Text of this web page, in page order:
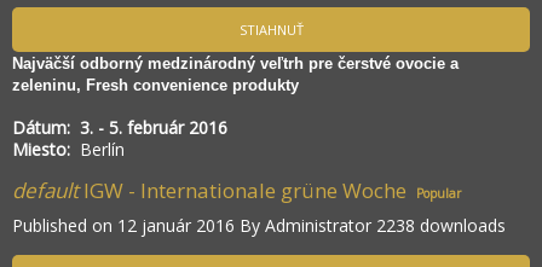
STIAHNUŤ
Najväčší odborný medzinárodný veľtrh pre čerstvé ovocie a
zeleninu, Fresh convenience produkty
Dátum: 3. - 5. február 2016
Miesto: Berlín
default IGW - Internationale grüne Woche Popular
Published on 12 január 2016 By Administrator 2238 downloads